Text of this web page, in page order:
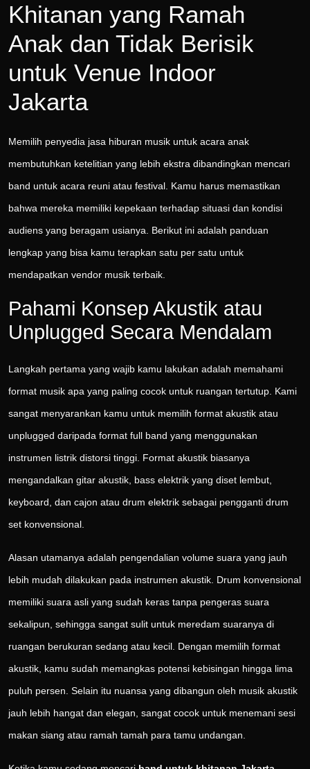
Khitanan yang Ramah
Anak dan Tidak Berisik
untuk Venue Indoor
Jakarta
Memilih penyedia jasa hiburan musik untuk acara anak
membutuhkan ketelitian yang lebih ekstra dibandingkan mencari
band untuk acara reuni atau festival. Kamu harus memastikan
bahwa mereka memiliki kepekaan terhadap situasi dan kondisi
audiens yang beragam usianya. Berikut ini adalah panduan
lengkap yang bisa kamu terapkan satu per satu untuk
mendapatkan vendor musik terbaik.
Pahami Konsep Akustik atau
Unplugged Secara Mendalam
Langkah pertama yang wajib kamu lakukan adalah memahami
format musik apa yang paling cocok untuk ruangan tertutup. Kami
sangat menyarankan kamu untuk memilih format akustik atau
unplugged daripada format full band yang menggunakan
instrumen listrik distorsi tinggi. Format akustik biasanya
mengandalkan gitar akustik, bass elektrik yang diset lembut,
keyboard, dan cajon atau drum elektrik sebagai pengganti drum
set konvensional.
Alasan utamanya adalah pengendalian volume suara yang jauh
lebih mudah dilakukan pada instrumen akustik. Drum konvensional
memiliki suara asli yang sudah keras tanpa pengeras suara
sekalipun, sehingga sangat sulit untuk meredam suaranya di
ruangan berukuran sedang atau kecil. Dengan memilih format
akustik, kamu sudah memangkas potensi kebisingan hingga lima
puluh persen. Selain itu nuansa yang dibangun oleh musik akustik
jauh lebih hangat dan elegan, sangat cocok untuk menemani sesi
makan siang atau ramah tamah para tamu undangan.